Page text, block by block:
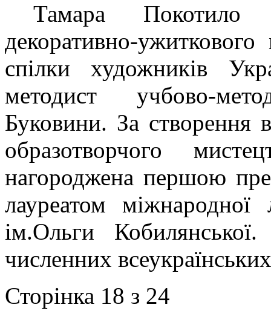
Тамара Покотило
декоративно-
спілки художників
методист учбово-
Буковини. За створення
образотворчого
нагороджена першою
лауреатом міжнародної
ім.Ольги
численних
Сторінка 18 з 24